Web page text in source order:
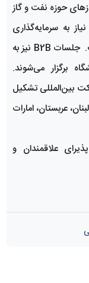
حوزه نفت و گاز
به سرمایه‌گذاری
شرکت‌های خارجی را مورد بررسی قرار داده است. جلسات B2B نیز به
برگزار می‌شوند.
در این رویداد از بیش از ۷۰ شرکت بین‌المللی تشکیل
عربستان، امارات
تاریخ ۱۲ الی ۱۵ خرداد پذیرای علاقمندان و